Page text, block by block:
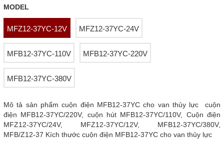
MODEL
MFZ12-37YC-12V MFZ12-37YC-24V
MFB12-37YC-110V MFB12-37YC-220V
MFB12-37YC-380V
Mô tả sản phẩm cuộn điện MFB12-37YC cho van thủy lực cuộn
điện MFB12-37YC/220V, cuộn hút MFB12-37YC/110V, Cuộn điện
MFZ12-37YC/24V, MFZ12-37YC/12V, MFB12-37YC/380V,
MFB/Z12-37 Kích thước cuộn điện MFB12-37YC cho van thủy lực